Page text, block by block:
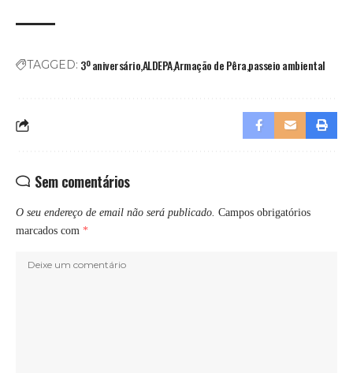
TAGGED: 3º aniversárioALDEPAArmação de Pêrapasseio ambiental
Sem comentários
O seu endereço de email não será publicado. Campos obrigatórios
marcados com *